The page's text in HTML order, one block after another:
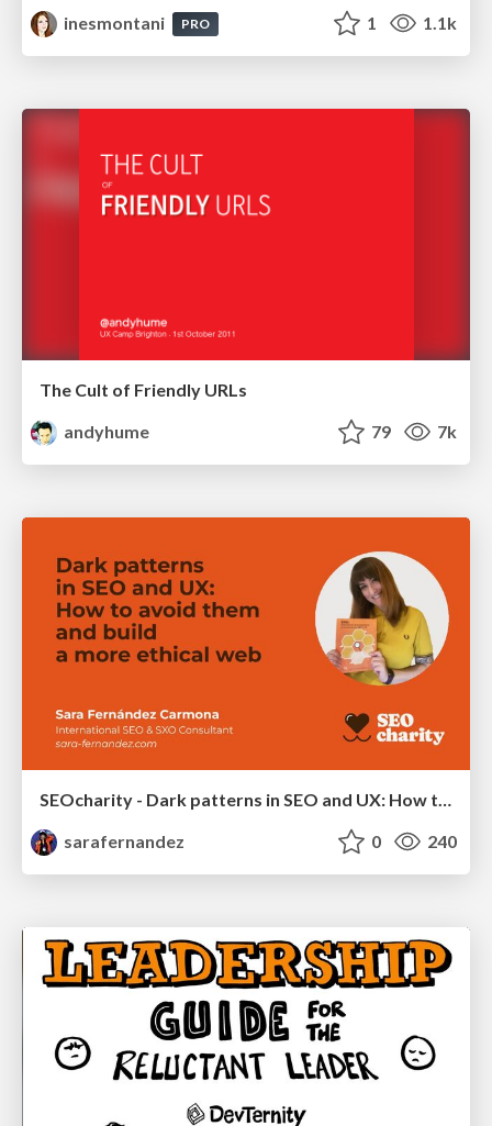
inesmontani
PRO 1 1.1k
The Cult of Friendly URLs
andyhume
79 7k
SEOcharity - Dark patterns in SEO and UX: How to avoid them and build a more ethical web
sarafernandez
0 240